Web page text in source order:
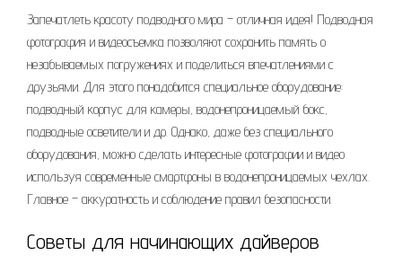
Запечатлеть красоту подводного мира – отличная идея! Подводная
фотография и видеосъемка позволяют сохранить память о
незабываемых погружениях и поделиться впечатлениями с
друзьями. Для этого понадобится специальное оборудование:
подводный корпус для камеры, водонепроницаемый бокс,
подводные осветители и др. Однако, даже без специального
оборудования, можно сделать интересные фотографии и видео
используя современные смартфоны в водонепроницаемых чехлах.
Главное – аккуратность и соблюдение правил безопасности.
Советы для начинающих дайверов